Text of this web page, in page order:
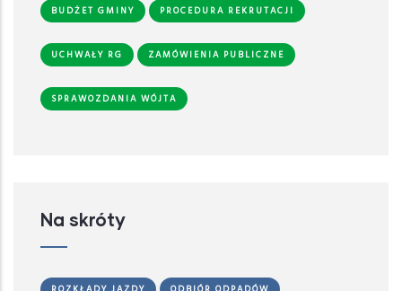
BUDŻET GMINY PROCEDURA REKRUTACJI
UCHWAŁY RG ZAMÓWIENIA PUBLICZNE
SPRAWOZDANIA WÓJTA
Na skróty